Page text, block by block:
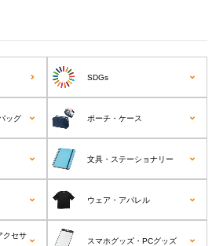
SDGs
ッグ ポーチ・ケース
文具・ステーショナリー
ウェア・アパレル
クセサ
スマホグッズ・PCグッズ